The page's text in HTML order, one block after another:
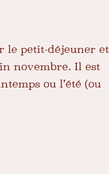
le petit-déjeuner et
novembre. Il est
ou l’été (ou